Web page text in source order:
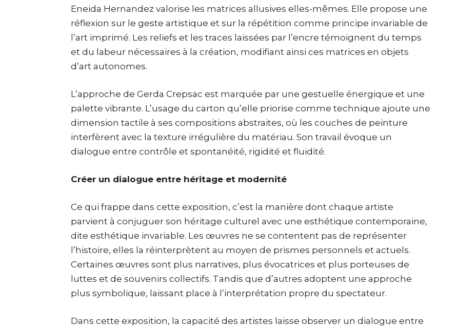
Eneida Hernandez valorise les matrices allusives elles-mêmes. Elle propose une
réflexion sur le geste artistique et sur la répétition comme principe invariable de
l’art imprimé. Les reliefs et les traces laissées par l’encre témoignent du temps
et du labeur nécessaires à la création, modifiant ainsi ces matrices en objets
d’art autonomes.
L’approche de Gerda Crepsac est marquée par une gestuelle énergique et une
palette vibrante. L’usage du carton qu’elle priorise comme technique ajoute une
dimension tactile à ses compositions abstraites, où les couches de peinture
interfèrent avec la texture irrégulière du matériau. Son travail évoque un
dialogue entre contrôle et spontanéité, rigidité et fluidité.
Créer un dialogue entre héritage et modernité
Ce qui frappe dans cette exposition, c’est la manière dont chaque artiste
parvient à conjuguer son héritage culturel avec une esthétique contemporaine,
dite esthétique invariable. Les œuvres ne se contentent pas de représenter
l’histoire, elles la réinterprètent au moyen de prismes personnels et actuels.
Certaines œuvres sont plus narratives, plus évocatrices et plus porteuses de
luttes et de souvenirs collectifs. Tandis que d’autres adoptent une approche
plus symbolique, laissant place à l’interprétation propre du spectateur.
Dans cette exposition, la capacité des artistes laisse observer un dialogue entre